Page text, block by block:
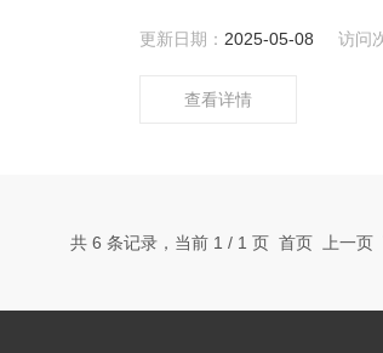
更新日期： 2025-05-08 访问
查看详情
共 6 条记录，当前 1 / 1 页 首页 上一